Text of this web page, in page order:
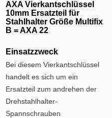
AXA Vierkantschlüssel
10mm Ersatzteil für
Stahlhalter Größe Multifix
B = AXA 22
Einsatzzweck
Bei diesem Vierkantschlüssel
handelt es sich um ein
Ersatzteil zum andrehen der
Drehstahlhalter-
Spannschrauben